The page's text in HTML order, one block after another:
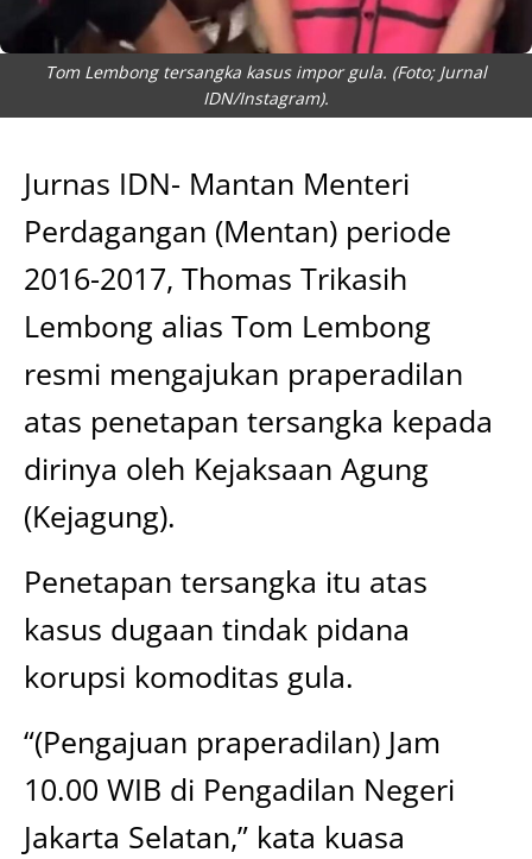
Tom Lembong tersangka kasus impor gula. (Foto; Jurnal
IDN/Instagram).
Jurnas IDN- Mantan Menteri
Perdagangan (Mentan) periode
2016-2017, Thomas Trikasih
Lembong alias Tom Lembong
resmi mengajukan praperadilan
atas penetapan tersangka kepada
dirinya oleh Kejaksaan Agung
(Kejagung).
Penetapan tersangka itu atas
kasus dugaan tindak pidana
korupsi komoditas gula.
“(Pengajuan praperadilan) Jam
10.00 WIB di Pengadilan Negeri
Jakarta Selatan,” kata kuasa